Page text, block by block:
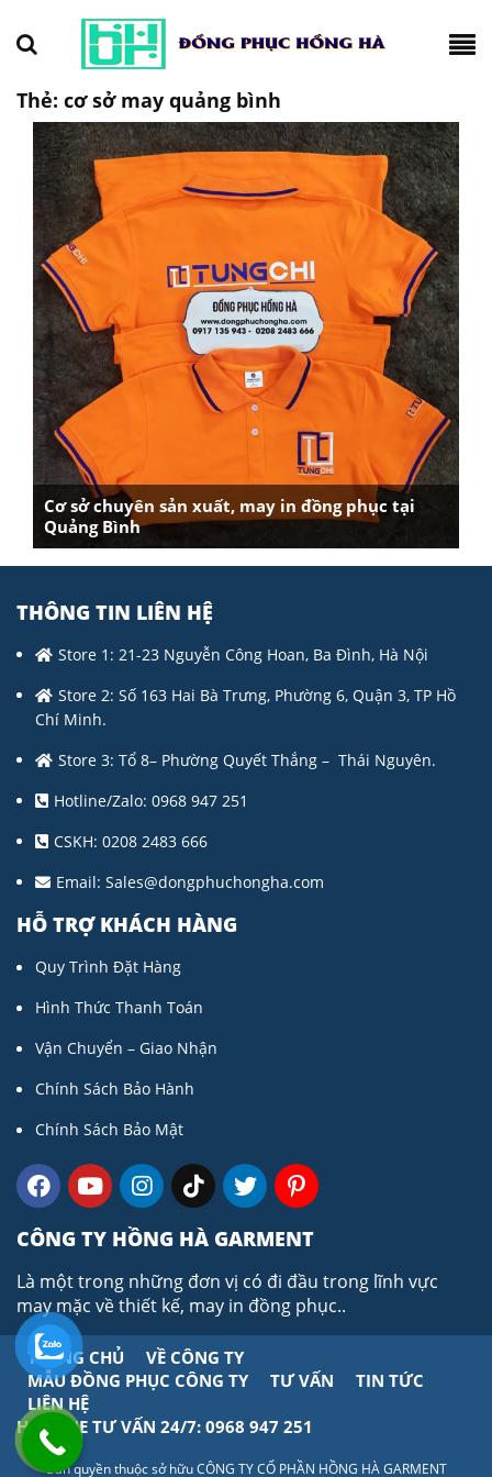
Thẻ: cơ sở may quảng bình
Cơ sở chuyên sản xuất, may in đồng phục tại
Quảng Bình
THÔNG TIN LIÊN HỆ
Store 1: 21-23 Nguyễn Công Hoan, Ba Đình, Hà Nội
Store 2: Số 163 Hai Bà Trưng, Phường 6, Quận 3, TP Hồ
Chí Minh.
Store 3: Tổ 8– Phường Quyết Thắng – Thái Nguyên.
Hotline/Zalo: 0968 947 251
CSKH: 0208 2483 666
Email: Sales@dongphuchongha.com
HỖ TRỢ KHÁCH HÀNG
Quy Trình Đặt Hàng
Hình Thức Thanh Toán
Vận Chuyển – Giao Nhận
Chính Sách Bảo Hành
Chính Sách Bảo Mật
CÔNG TY HỒNG HÀ GARMENT
Là một trong những đơn vị có đi đầu trong lĩnh vực
may mặc về thiết kế, may in đồng phục..
TRANG CHỦ
VỀ CÔNG TY
MẪU ĐỒNG PHỤC CÔNG TY
TƯ VẤN
TIN TỨC
LIÊN HỆ
HOTLINE TƯ VẤN 24/7: 0968 947 251
Bản quyền thuộc sở hữu CÔNG TY CỔ PHẦN HỒNG HÀ GARMENT